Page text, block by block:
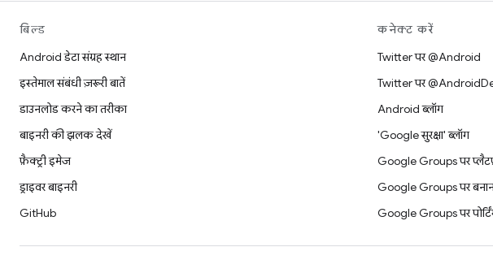
बिल्ड
Android डेटा संग्रह स्थान
इस्तेमाल संबंधी ज़रूरी बातें
डाउनलोड करने का तरीका
बाइनरी की झलक देखें
फ़ैक्ट्री इमेज
ड्राइवर बाइनरी
GitHub
कनेक्ट करें
Twitter पर @Android
Twitter पर
Android ब्लॉग
'Google सुरक्षा' ब्लॉग
Google Groups पर
Google Groups पर
Google Groups पर